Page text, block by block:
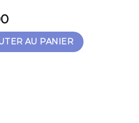
femme
AU PANIER